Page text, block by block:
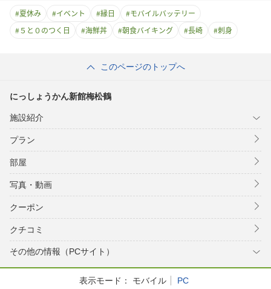
#夏休み #イベント #縁日 #モバイルバッテリー
#５と０のつく日 #海鮮丼 #朝食バイキング #長崎 #刺身
このページのトップへ
にっしょうかん新館梅松鶴
施設紹介
プラン
部屋
写真・動画
クーポン
クチコミ
その他の情報（PCサイト）
表示モード： モバイル PC